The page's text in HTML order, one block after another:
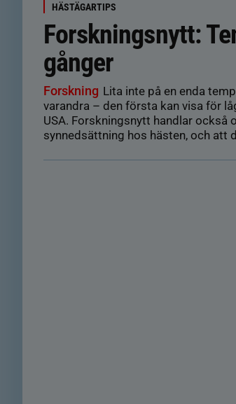
HÄSTÄGARTIPS
Forskningsnytt:
gånger
Forskning Lita inte på en enda
varandra – den första kan visa för
USA. Forskningsnytt handlar också
synnedsättning hos hästen, och att